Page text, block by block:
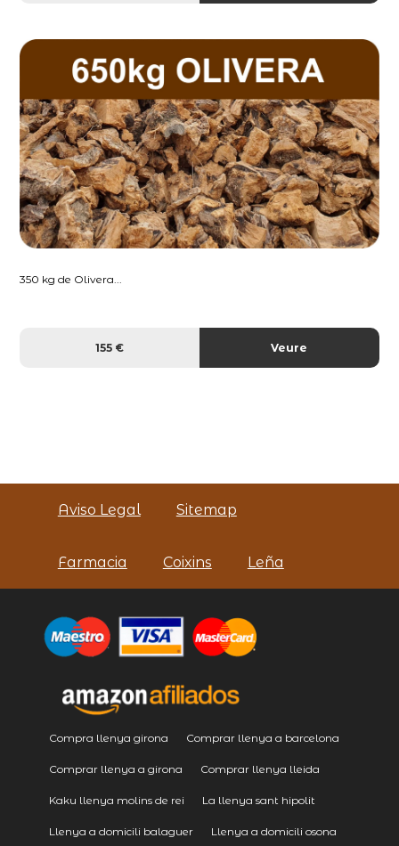
350 kg de Olivera...
155 € Veure
Aviso Legal Sitemap
Farmacia Coixins Leña
Compra llenya girona Comprar llenya a barcelona
Comprar llenya a girona Comprar llenya lleida
Kaku llenya molins de rei La llenya sant hipolit
Llenya a domicili balaguer Llenya a domicili osona